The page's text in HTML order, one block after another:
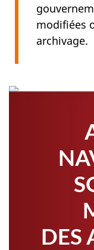
modifiées
archivage.
DES